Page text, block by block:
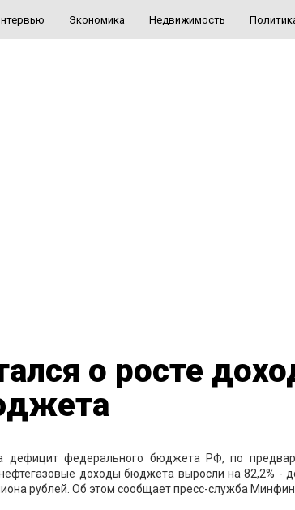
Экономика Недвижимость
о росте
дефицит федерального бюджета РФ, по
доходы бюджета выросли на 82,2% -
рублей. Об этом сообщает пресс-служба